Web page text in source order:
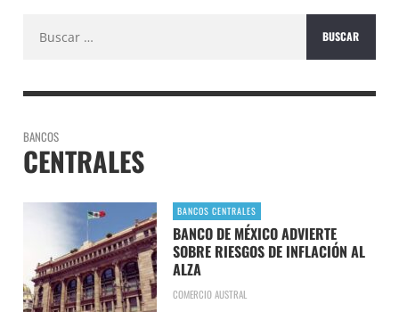
BANCOS
CENTRALES
BANCOS CENTRALES
BANCO DE MÉXICO ADVIERTE
SOBRE RIESGOS DE INFLACIÓN AL
ALZA
COMERCIO AUSTRAL